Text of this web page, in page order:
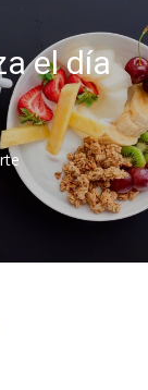
el día